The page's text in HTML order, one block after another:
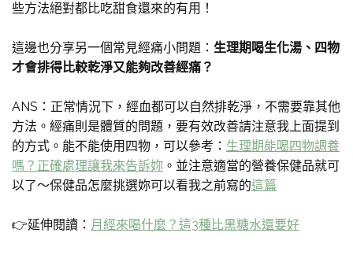
些方法絕對都比吃甜食還來的有用！
這邊也分享另一個常見經痛小問題： 生理期喝生化湯、四物
才會排得比較乾淨又能夠改善經痛？
ANS：正常情況下，經血都可以自然排乾淨，不需要靠其他
方法。經痛則是體質的問題，要有效改善請注意我上面提到
的方式。能不能使用四物，可以參考： 生理期能喝四物調養
嗎？正確處理讓我來告訴妳 。並注意適當的營養保健品就可
以了～保健品怎麼挑選妳可以看我之前寫的這篇
👉延伸閱讀： 月經來喝什麼？這3種比黑糖水還要好